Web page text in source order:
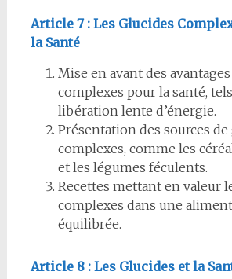
Article 7 : Les Glucides
la Santé
Mise en avant des
complexes pour la santé,
libération lente d’énergie.
Présentation des sources
complexes, comme les
et les légumes féculents.
Recettes mettant en valeur
complexes dans une
équilibrée.
Article 8 : Les Glucides et la